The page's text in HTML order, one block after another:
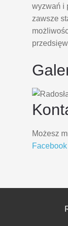
wyzwań i
zawsze
Możesz
Facebook